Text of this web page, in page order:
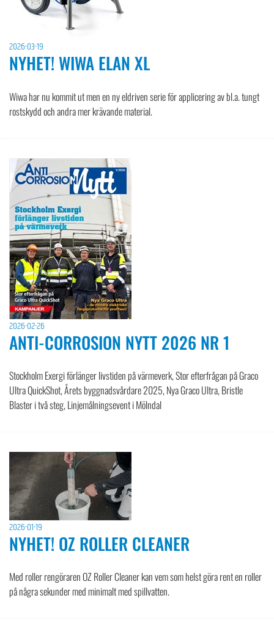
2026-03-19
NYHET! WIWA ELAN XL
Wiwa har nu kommit ut men en ny eldriven serie för applicering av bl.a. tungt
rostskydd och andra mer krävande material.
2026-02-26
ANTI-CORROSION NYTT 2026 NR 1
Stockholm Exergi förlänger livstiden på värmeverk, Stor efterfrågan på Graco
Ultra QuickShot, Årets byggnadsvårdare 2025, Nya Graco Ultra, Bristle
Blaster i två steg, Linjemålningsevent i Mölndal
2026-01-19
NYHET! OZ ROLLER CLEANER
Med roller rengöraren OZ Roller Cleaner kan vem som helst göra rent en roller
på några sekunder med minimalt med spillvatten.